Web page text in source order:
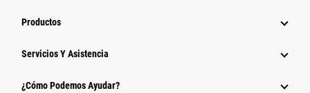
Productos
Servicios Y Asistencia
¿Cómo Podemos Ayudar?